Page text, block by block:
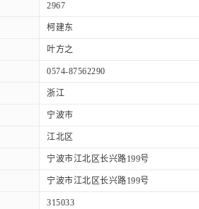
2967
柯建东
叶方之
0574-87562290
浙江
宁波市
江北区
宁波市江北区长兴路199号
宁波市江北区长兴路199号
315033